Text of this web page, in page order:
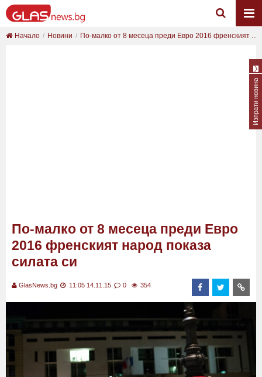
Начало Новини По-малко от 8 месеца преди Евро 2016 френският ...
По-малко от 8 месеца преди Евро
2016 френският народ показа
силата си
GlasNews.bg 11:05 14.11.15 0 354
Изпрати новина